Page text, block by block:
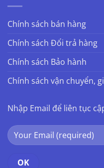
Chính sách bán hàng
Chính sách Đổi trả hàng
Chính sách Bảo hành
Chính sách vận chuyển,
Nhập Email để liên tục